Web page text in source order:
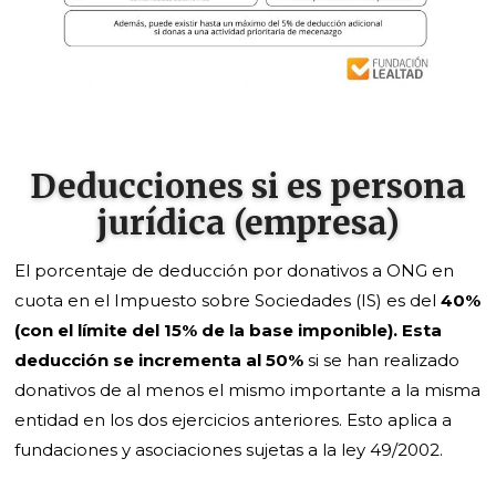
Deducciones si es persona
jurídica (empresa)
El porcentaje de deducción por donativos a ONG en
cuota en el Impuesto sobre Sociedades (IS) es del 40%
(con el límite del 15% de la base imponible). Esta
deducción se incrementa al 50%si se han realizado
donativos de al menos el mismo importante a la misma
entidad en los dos ejercicios anteriores. Esto aplica a
fundaciones y asociaciones sujetas a la ley 49/2002.